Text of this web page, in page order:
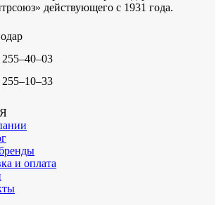
действующего с 1931 года.
и оплата